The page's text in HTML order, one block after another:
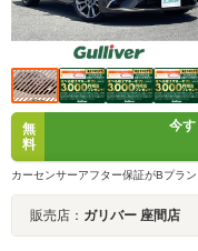
無
料
今
カーセンサーアフター保証がBプラ
販売店： ガリバー 座間店